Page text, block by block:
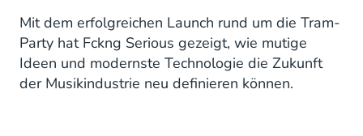
Mit dem erfolgreichen Launch rund um die Tram-
Party hat Fckng Serious gezeigt, wie mutige
Ideen und modernste Technologie die Zukunft
der Musikindustrie neu definieren können.